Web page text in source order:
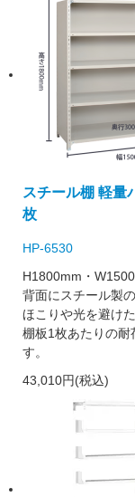
スチール棚 軽量
枚
HP-6530
H1800mm・
背面にスチール製
ほこりや光を避け
棚板1枚あたりの耐
す。
43,010円(税込)